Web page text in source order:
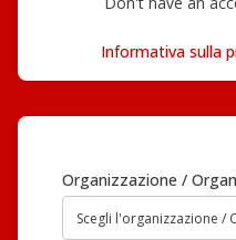
Informativa sulla
Organizzazione /